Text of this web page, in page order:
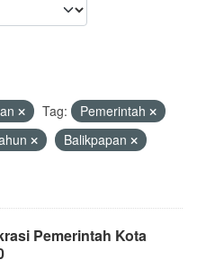
Tag:
Pemerintah
Balikpapan
Pemerintah Kota